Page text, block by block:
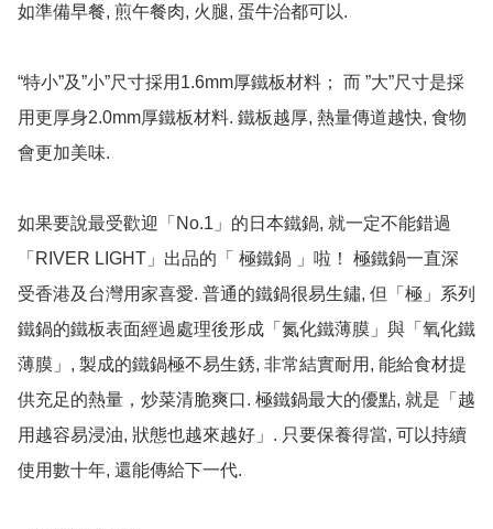
如準備早餐, 煎午餐肉, 火腿, 蛋牛治都可以.
“特小”及”小”尺寸採用1.6mm厚鐵板材料； 而 ”大”尺寸是採
用更厚身2.0mm厚鐵板材料. 鐵板越厚, 熱量傳道越快, 食物
會更加美味.
如果要說最受歡迎「No.1」的日本鐵鍋, 就一定不能錯過
「RIVER LIGHT」出品的「 極鐵鍋 」啦！ 極鐵鍋一直深
受香港及台灣用家喜愛. 普通的鐵鍋很易生鏽, 但「極」系列
鐵鍋的鐵板表面經過處理後形成「氮化鐵薄膜」與「氧化鐵
薄膜」, 製成的鐵鍋極不易生銹, 非常結實耐用, 能給食材提
供充足的熱量，炒菜清脆爽口. 極鐵鍋最大的優點, 就是「越
用越容易浸油, 狀態也越來越好」. 只要保養得當, 可以持續
使用數十年, 還能傳給下一代.